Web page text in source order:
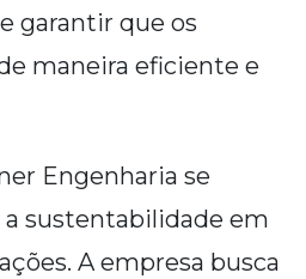
garantir que os
maneira eficiente e
Engenharia se
sustentabilidade em
A empresa busca